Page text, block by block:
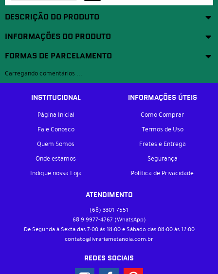
DESCRIÇÃO DO PRODUTO
INFORMAÇÕES DO PRODUTO
FORMAS DE PARCELAMENTO
Carregando comentários ...
INSTITUCIONAL
Página Inicial
Fale Conosco
Quem Somos
Onde estamos
Indique nossa Loja
INFORMAÇÕES ÚTEIS
Como Comprar
Termos de Uso
Fretes e Entrega
Segurança
Política de Privacidade
ATENDIMENTO
(68) 3301-7551
68 9 9977-4767 (WhatsApp)
De Segunda à Sexta das 7:00 às 18:00 e Sábado das 08:00 às 12:00
contato@livrariametanoia.com.br
REDES SOCIAIS